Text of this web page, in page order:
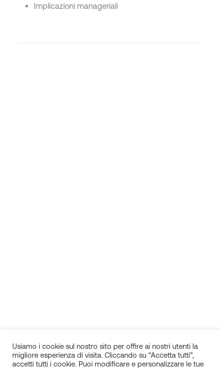
Implicazioni manageriali
Usiamo i cookie sul nostro sito per offire ai nostri utenti la
migliore esperienza di visita. Cliccando su “Accetta tutti”,
accetti tutti i cookie. Puoi modificare e personalizzare le tue